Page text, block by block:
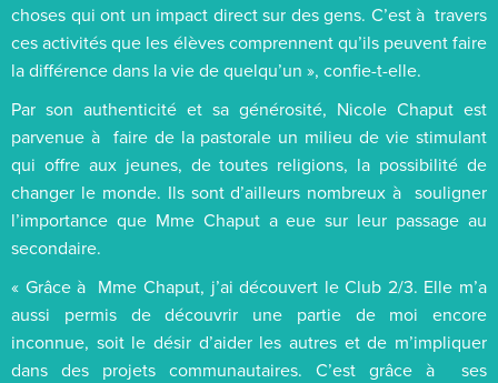
choses qui ont un impact direct sur des gens. C’est à travers
ces activités que les élèves comprennent qu’ils peuvent faire
la différence dans la vie de quelqu’un », confie-t-elle.
Par son authenticité et sa générosité, Nicole Chaput est
parvenue à faire de la pastorale un milieu de vie stimulant
qui offre aux jeunes, de toutes religions, la possibilité de
changer le monde. Ils sont d’ailleurs nombreux à souligner
l’importance que Mme Chaput a eue sur leur passage au
secondaire.
« Grâce à Mme Chaput, j’ai découvert le Club 2/3. Elle m’a
aussi permis de découvrir une partie de moi encore
inconnue, soit le désir d’aider les autres et de m’impliquer
dans des projets communautaires. C’est grâce à ses